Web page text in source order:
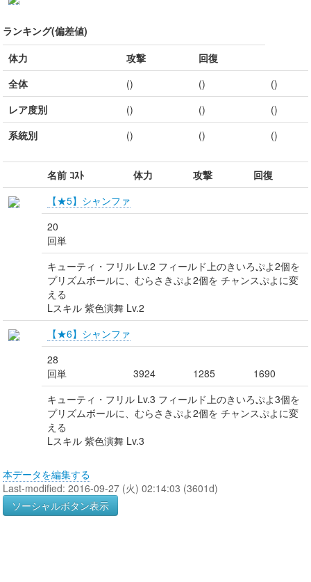
ランキング(偏差値)
体力
攻撃
回復
全体
() ()
()
レア度別
() ()
()
系統別
() () ()
名前 ｺｽﾄ 体力 攻撃
回復
【★5】シャンファ
20
回単
キューティ・フリル Lv.2 フィールド上のきいろぷよ2個を
プリズムボールに、むらさきぷよ2個を チャンスぷよに変
える
Lスキル 紫色演舞 Lv.2
【★6】シャンファ
28
回単
3924 1285
1690
キューティ・フリル Lv.3 フィールド上のきいろぷよ3個を
プリズムボールに、むらさきぷよ2個を チャンスぷよに変
える
Lスキル 紫色演舞 Lv.3
本データを編集する
Last-modified: 2016-09-27 (火) 02:14:03 (3601d)
ソーシャルボタン表示